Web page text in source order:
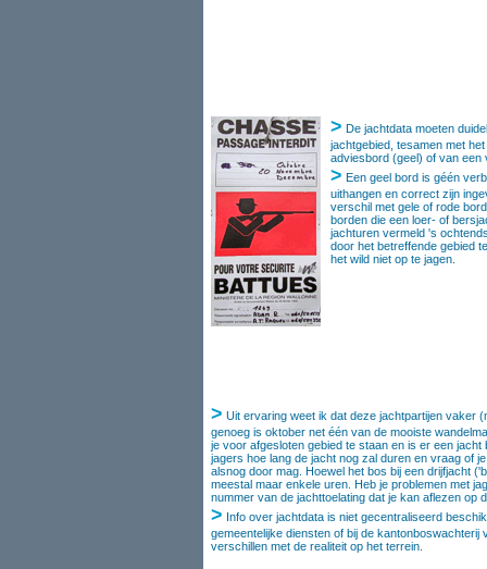
> De jachtdata moeten
jachtgebied, tesamen met
adviesbord (geel) of van een
> Een geel bord is géén
uithangen en correct zijn
verschil met gele of rode
borden die een loer- of
jachturen vermeld 's
door het betreffende gebied
het wild niet op te jagen.
> Uit ervaring weet ik dat deze jachtpartijen vaker
genoeg is oktober net één van de mooiste
je voor afgesloten gebied te staan en is er een
jagers hoe lang de jacht nog zal duren en vraag of
alsnog door mag. Hoewel het bos bij een drijfjacht
meestal maar enkele uren. Heb je problemen met
nummer van de jachttoelating dat je kan aflezen op
> Info over jachtdata is niet gecentraliseerd
gemeentelijke diensten of bij de
verschillen met de realiteit op het terrein.